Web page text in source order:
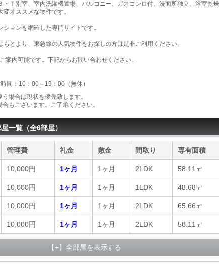
・Ｔ別室、室内洗濯機置場、バルコニー、ガスコンロ付、洗面所独立、浴室乾
オススメな物件です。
ョンを網羅した専門サイトです。
もとより、東急線の人気物件をお探しの方は是非ご利用ください。
案内可能です。下記からお問い合わせください。
間：10：00～19：00（無休）
場合は現状を優先致します。
もございます。ご了承ください。
一覧（全6部屋）
管理費 礼金 敷金 間取り 専有面積
10,000円 1ヶ月 1ヶ月 2LDK 58.11㎡
10,000円 1ヶ月 1ヶ月 1LDK 48.68㎡
10,000円 1ヶ月 1ヶ月 2LDK 65.66㎡
10,000円 1ヶ月 1ヶ月 2LDK 58.11㎡
【+】全部屋を表示する